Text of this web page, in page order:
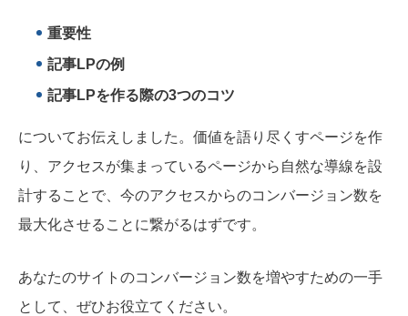
重要性
記事LPの例
記事LPを作る際の3つのコツ
についてお伝えしました。価値を語り尽くすページを作
り、アクセスが集まっているページから自然な導線を設
計することで、今のアクセスからのコンバージョン数を
最大化させることに繋がるはずです。
あなたのサイトのコンバージョン数を増やすための一手
として、ぜひお役立てください。